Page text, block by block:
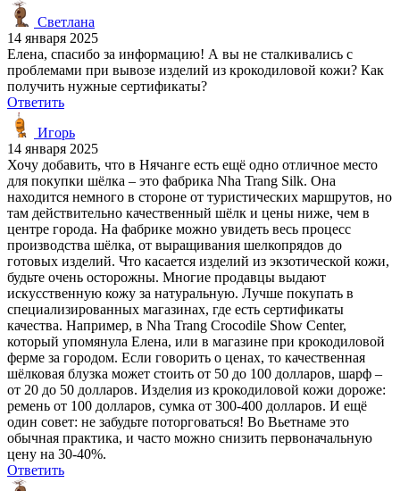
Светлана
14 января 2025
Елена, спасибо за информацию! А вы не сталкивались с
проблемами при вывозе изделий из крокодиловой кожи? Как
получить нужные сертификаты?
Ответить
Игорь
14 января 2025
Хочу добавить, что в Нячанге есть ещё одно отличное место
для покупки шёлка – это фабрика Nha Trang Silk. Она
находится немного в стороне от туристических маршрутов, но
там действительно качественный шёлк и цены ниже, чем в
центре города. На фабрике можно увидеть весь процесс
производства шёлка, от выращивания шелкопрядов до
готовых изделий. Что касается изделий из экзотической кожи,
будьте очень осторожны. Многие продавцы выдают
искусственную кожу за натуральную. Лучше покупать в
специализированных магазинах, где есть сертификаты
качества. Например, в Nha Trang Crocodile Show Center,
который упомянула Елена, или в магазине при крокодиловой
ферме за городом. Если говорить о ценах, то качественная
шёлковая блузка может стоить от 50 до 100 долларов, шарф –
от 20 до 50 долларов. Изделия из крокодиловой кожи дороже:
ремень от 100 долларов, сумка от 300-400 долларов. И ещё
один совет: не забудьте поторговаться! Во Вьетнаме это
обычная практика, и часто можно снизить первоначальную
цену на 30-40%.
Ответить